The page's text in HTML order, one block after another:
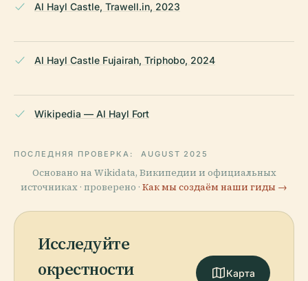
Al Hayl Castle, Trawell.in, 2023
Al Hayl Castle Fujairah, Triphobo, 2024
Wikipedia — Al Hayl Fort
ПОСЛЕДНЯЯ ПРОВЕРКА: AUGUST 2025
Основано на Wikidata, Википедии и официальных
источниках · проверено · Как мы создаём наши гиды →
Исследуйте
окрестности
Карта